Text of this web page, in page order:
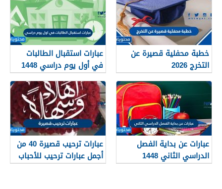
خطبة محفلية قصيرة عن
التخرج 2026
عبارات استقبال الطالبات
في أول يوم دراسي 1448
عبارات عن بداية الفصل
الدراسي الثاني 1448
عبارات ترحيب قصيرة 40 من
أجمل عبارات ترحيب للأحباب
والأصدقاء 2026